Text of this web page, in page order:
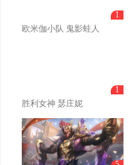
欧米伽小队 鬼影蛙人
1
胜利女神 瑟庄妮
1